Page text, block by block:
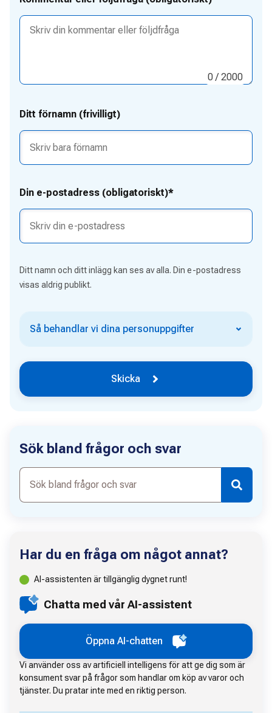
0/ 2000
Ditt förnamn (frivilligt)
Din e-postadress (obligatoriskt)*
Ditt namn och ditt inlägg kan ses av alla. Din e-postadress
visas aldrig publikt.
Så behandlar vi dina personuppgifter
Skicka
Sök bland frågor och svar
Sök
bland
frågor
och
Har du en fråga om något annat?
AI-assistenten är tillgänglig dygnet runt!
Chatta med vår AI-assistent
Öppna AI-chatten
Vi använder oss av artificiell intelligens för att ge dig som är
konsument svar på frågor som handlar om köp av varor och
tjänster. Du pratar inte med en riktig person.